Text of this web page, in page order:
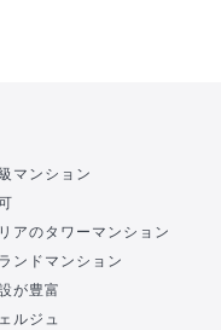
マンション
アのタワーマンション
ンドマンション
が豊富
ルジュ